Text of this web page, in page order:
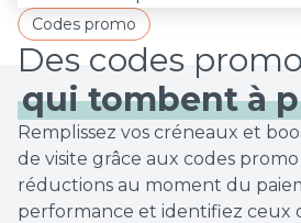
Codes promo
qui tombent à
Remplissez vos créneaux et
de visite grâce aux codes
réductions au moment du
performance et identifiez ceux